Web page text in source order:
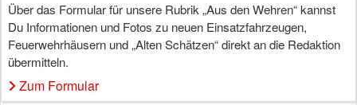
Über das Formular für unsere Rubrik „Aus den Wehren“ kannst
Du Informationen und Fotos zu neuen Einsatzfahrzeugen,
Feuerwehrhäusern und „Alten Schätzen“ direkt an die Redaktion
übermitteln.
Zum Formular